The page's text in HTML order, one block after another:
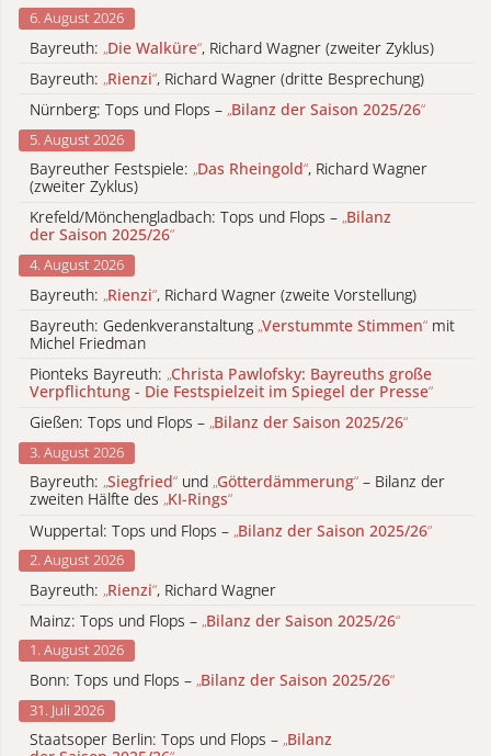
6. August 2026
Bayreuth: „Die Walküre“, Richard Wagner (zweiter Zyklus)
Bayreuth: „Rienzi“, Richard Wagner (dritte Besprechung)
Nürnberg: Tops und Flops – „Bilanz der Saison 2025/26“
5. August 2026
Bayreuther Festspiele: „Das Rheingold“, Richard Wagner
(zweiter Zyklus)
Krefeld/Mönchengladbach: Tops und Flops – „Bilanz
der Saison 2025/26“
4. August 2026
Bayreuth: „Rienzi“, Richard Wagner (zweite Vorstellung)
Bayreuth: Gedenkveranstaltung „Verstummte Stimmen“ mit
Michel Friedman
Pionteks Bayreuth: „Christa Pawlofsky: Bayreuths große
Verpflichtung - Die Festspielzeit im Spiegel der Presse“
Gießen: Tops und Flops – „Bilanz der Saison 2025/26“
3. August 2026
Bayreuth: „Siegfried“ und „Götterdämmerung“ – Bilanz der
zweiten Hälfte des „KI-Rings“
Wuppertal: Tops und Flops – „Bilanz der Saison 2025/26“
2. August 2026
Bayreuth: „Rienzi“, Richard Wagner
Mainz: Tops und Flops – „Bilanz der Saison 2025/26“
1. August 2026
Bonn: Tops und Flops – „Bilanz der Saison 2025/26“
31. Juli 2026
Staatsoper Berlin: Tops und Flops – „Bilanz